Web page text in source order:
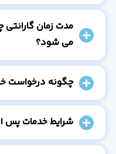
مدت زمان
می شود؟
چگونه درخواست
شرایط خدمات پس